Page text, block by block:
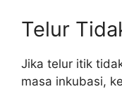
Telur
Jika telur itik
masa inkubasi,